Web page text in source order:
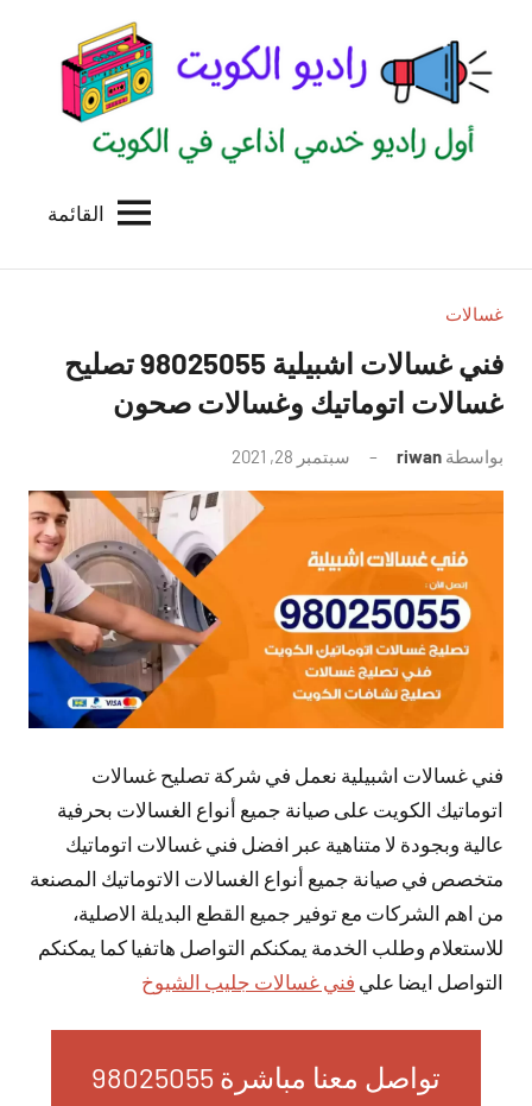
المحتوى
الكويت
للاعلانات
بالكويت
القائمة
غسالات
فني غسالات اشبيلية 98025055 تصليح
غسالات اتوماتيك وغسالات صحون
بواسطة riwan سبتمبر 28, 2021
توجد
تعليقات
فني غسالات اشبيلية نعمل في شركة تصليح غسالات
اتوماتيك الكويت على صيانة جميع أنواع الغسالات بحرفية
عالية وبجودة لا متناهية عبر افضل فني غسالات اتوماتيك
متخصص في صيانة جميع أنواع الغسالات الاتوماتيك المصنعة
من اهم الشركات مع توفير جميع القطع البديلة الاصلية،
للاستعلام وطلب الخدمة يمكنكم التواصل هاتفيا كما يمكنكم
التواصل ايضا علي فني غسالات جليب الشيوخ
تواصل معنا مباشرة 98025055